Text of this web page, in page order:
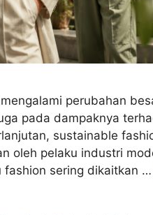
perubahan
pada dampaknya
sustainable
oleh pelaku industri
fashion sering dikaitkan …